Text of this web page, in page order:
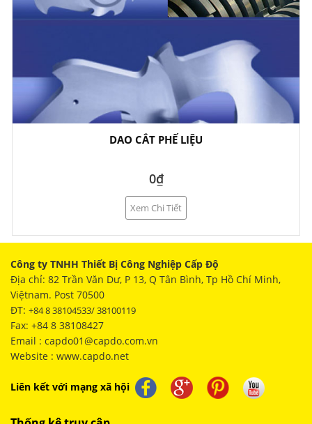
DAO CẮT PHẾ LIỆU
0₫
Xem Chi Tiết
Công ty TNHH Thiết Bị Công Nghiệp Cấp Độ
Địa chỉ: 82 Trần Văn Dư, P 13, Q Tân Bình, Tp Hồ Chí Minh,
Việtnam. Post 70500
ĐT: +84 8 38104533/ 38100119
Fax: +84 8 38108427
Email : capdo01@capdo.com.vn
Website : www.capdo.net
Liên kết với mạng xã hội